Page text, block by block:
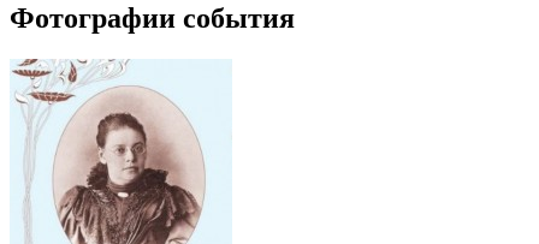
Фотографии события